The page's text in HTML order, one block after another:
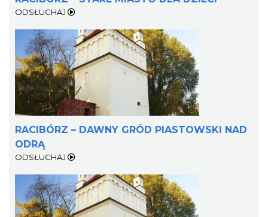
ODSŁUCHAJ
RACIBÓRZ – DAWNY GRÓD PIASTOWSKI NAD
ODRĄ
ODSŁUCHAJ